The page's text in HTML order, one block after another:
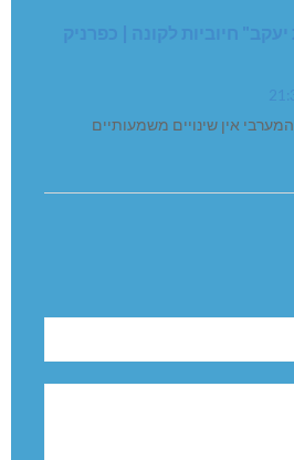
חיוביות לקונה | כפרניק
אין שינויים משמעותיים